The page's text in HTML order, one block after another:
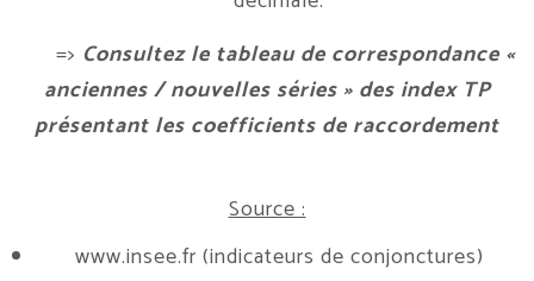
=> Consultez le tableau de correspondance «
anciennes / nouvelles séries » des index TP
présentant les coefficients de raccordement
Source :
www.insee.fr (indicateurs de conjonctures)